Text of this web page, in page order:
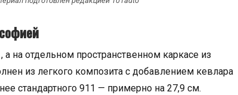
на отдельном пространственном каркасе из
из легкого композита с добавлением кевлара
стандартного 911 — примерно на 27,9 см.